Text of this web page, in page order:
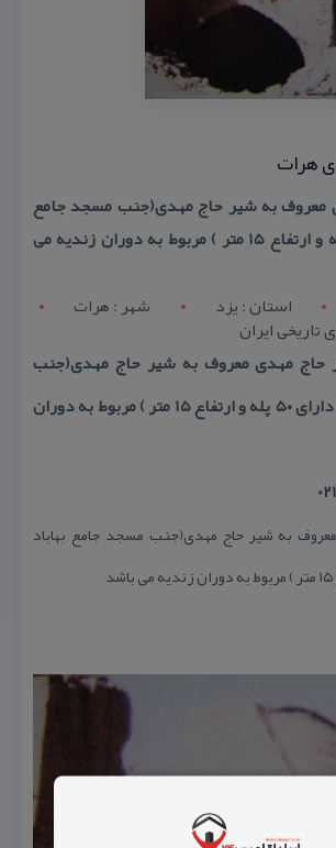
هرات
معروف به شیر حاج مهدی(جنب مسجد جامع
بهاباد دارای ۵۰ پله و ارتفاع ۱۵ متر ) مربوط به دوران زندیه می
استان : يزد شهر : هرات
تاریخی ایران
حاج مهدی معروف به شیر حاج مهدی(جنب
مسجد جامع بهاباد دارای ۵۰ پله و ارتفاع ۱۵ متر ) مربوط به دوران
به شیر حاج مهدی(جنب مسجد جامع بهاباد